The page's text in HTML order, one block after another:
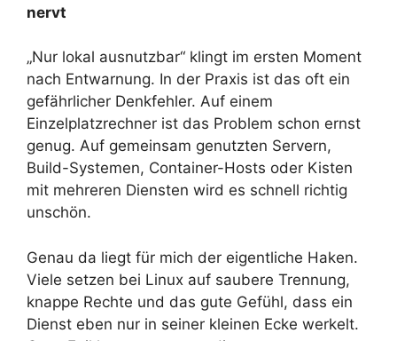
nervt
„Nur lokal ausnutzbar“ klingt im ersten Moment
nach Entwarnung. In der Praxis ist das oft ein
gefährlicher Denkfehler. Auf einem
Einzelplatzrechner ist das Problem schon ernst
genug. Auf gemeinsam genutzten Servern,
Build-Systemen, Container-Hosts oder Kisten
mit mehreren Diensten wird es schnell richtig
unschön.
Genau da liegt für mich der eigentliche Haken.
Viele setzen bei Linux auf saubere Trennung,
knappe Rechte und das gute Gefühl, dass ein
Dienst eben nur in seiner kleinen Ecke werkelt.